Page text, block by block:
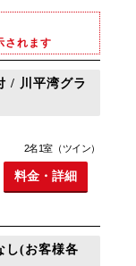
されます
/ 川平湾グラ
2名1室（ツイン）
料金・詳細
し(お客様各